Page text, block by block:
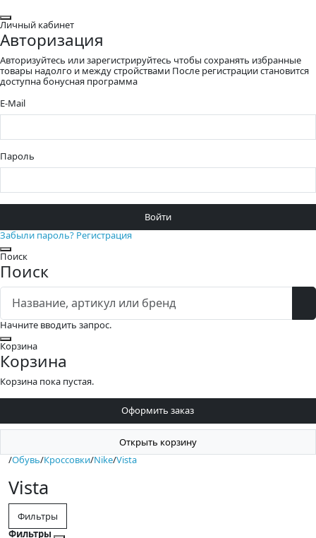
Закрыть
Личный кабинет
Авторизация
Авторизуйтесь или зарегистрируйтесь чтобы сохранять избранные
товары надолго и между стройствами После регистрации становится
доступна бонусная программа
E-Mail
Пароль
Войти
Забыли пароль? Регистрация
Закрыть
Поиск
Поиск
Начните вводить запрос.
Закрыть
Корзина
Корзина
Корзина пока пустая.
Оформить заказ
Открыть корзину
/Обувь/Кроссовки/Nike/Vista
Vista
Фильтры
Фильтры